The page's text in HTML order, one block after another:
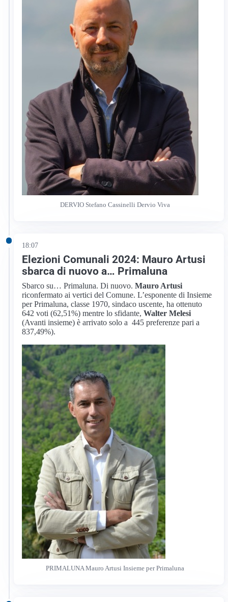
DERVIO Stefano Cassinelli Dervio Viva
18:07
Elezioni Comunali 2024: Mauro Artusi
sbarca di nuovo a… Primaluna
Sbarco su… Primaluna. Di nuovo. Mauro Artusi
riconfermato ai vertici del Comune. L’esponente di Insieme
per Primaluna, classe 1970, sindaco uscente, ha ottenuto
642 voti (62,51%) mentre lo sfidante,Walter Melesi
(Avanti insieme) è arrivato solo a 445 preferenze pari a
837,49%).
PRIMALUNA Mauro Artusi Insieme per Primaluna